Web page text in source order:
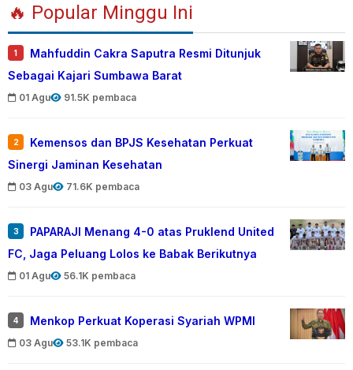
🔥 Popular Minggu Ini
1
Mahfuddin Cakra Saputra Resmi Ditunjuk
Sebagai Kajari Sumbawa Barat
01 Agu 91.5K pembaca
2
Kemensos dan BPJS Kesehatan Perkuat
Sinergi Jaminan Kesehatan
03 Agu 71.6K pembaca
3
PAPARAJI Menang 4-0 atas Pruklend United
FC, Jaga Peluang Lolos ke Babak Berikutnya
01 Agu 56.1K pembaca
4 Menkop Perkuat Koperasi Syariah WPMI
03 Agu 53.1K pembaca